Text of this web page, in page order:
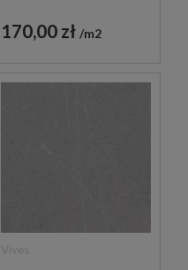
170,00 zł m2